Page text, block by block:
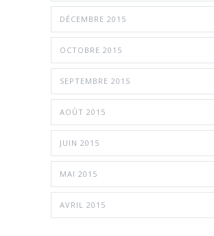
DÉCEMBRE 2015
OCTOBRE 2015
SEPTEMBRE 2015
AOÛT 2015
JUIN 2015
MAI 2015
AVRIL 2015